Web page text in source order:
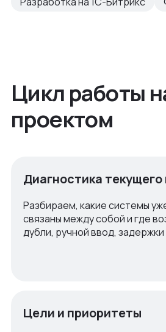
Цикл работы
проектом
Диагностика текущего
Разбираем, какие системы
связаны между собой и где
дубли, ручной ввод,
Цели и приоритеты